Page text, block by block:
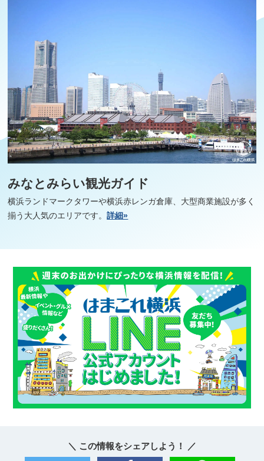
みなとみらい観光ガイド
横浜ランドマークタワーや横浜赤レンガ倉庫、大型商業施設が多く
揃う大人気のエリアです。詳細»
＼ この情報をシェアしよう！ ／